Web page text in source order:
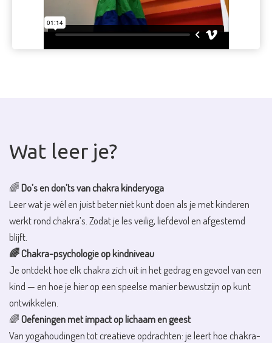
Wat leer je?
🌈Do’s en don’ts van chakra kinderyoga
Leer wat je wél en juist beter niet kunt doen als je met kinderen
werkt rond chakra’s. Zodat je les veilig, liefdevol en afgestemd
blijft.
🌈 Chakra-psychologie op kindniveau
Je ontdekt hoe elk chakra zich uit in het gedrag en gevoel van een
kind — en hoe je hier op een speelse manier bewustzijn op kunt
ontwikkelen.
🌈Oefeningen met impact op lichaam en geest
Van yogahoudingen tot creatieve opdrachten: je leert hoe chakra-